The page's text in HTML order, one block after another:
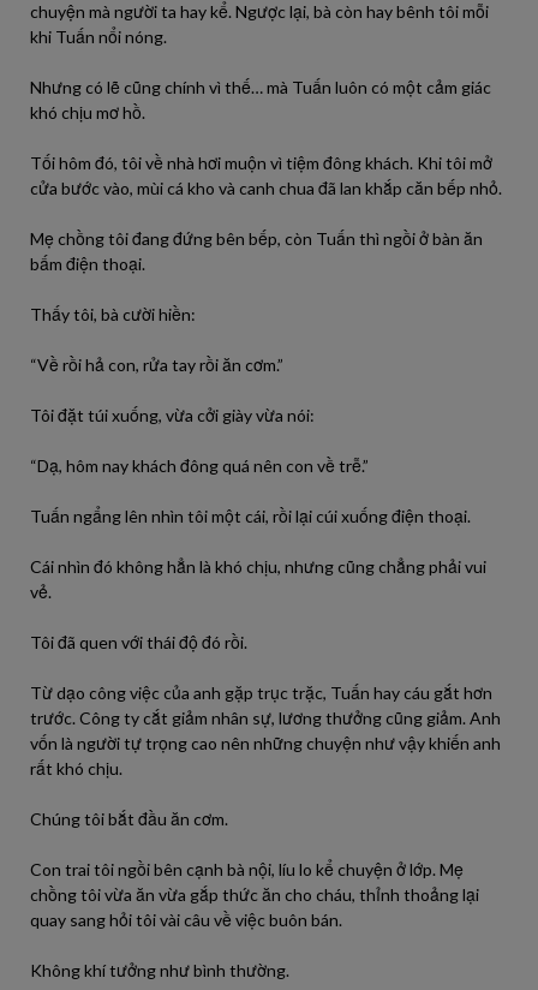
chuyện mà người ta hay kể. Ngược lại, bà còn hay bênh tôi mỗi
khi Tuấn nổi nóng.
Nhưng có lẽ cũng chính vì thế… mà Tuấn luôn có một cảm giác
khó chịu mơ hồ.
Tối hôm đó, tôi về nhà hơi muộn vì tiệm đông khách. Khi tôi mở
cửa bước vào, mùi cá kho và canh chua đã lan khắp căn bếp nhỏ.
Mẹ chồng tôi đang đứng bên bếp, còn Tuấn thì ngồi ở bàn ăn
bấm điện thoại.
Thấy tôi, bà cười hiền:
“Về rồi hả con, rửa tay rồi ăn cơm.”
Tôi đặt túi xuống, vừa cởi giày vừa nói:
“Dạ, hôm nay khách đông quá nên con về trễ.”
Tuấn ngẩng lên nhìn tôi một cái, rồi lại cúi xuống điện thoại.
Cái nhìn đó không hẳn là khó chịu, nhưng cũng chẳng phải vui
vẻ.
Tôi đã quen với thái độ đó rồi.
Từ dạo công việc của anh gặp trục trặc, Tuấn hay cáu gắt hơn
trước. Công ty cắt giảm nhân sự, lương thưởng cũng giảm. Anh
vốn là người tự trọng cao nên những chuyện như vậy khiến anh
rất khó chịu.
Chúng tôi bắt đầu ăn cơm.
Con trai tôi ngồi bên cạnh bà nội, líu lo kể chuyện ở lớp. Mẹ
chồng tôi vừa ăn vừa gắp thức ăn cho cháu, thỉnh thoảng lại
quay sang hỏi tôi vài câu về việc buôn bán.
Không khí tưởng như bình thường.